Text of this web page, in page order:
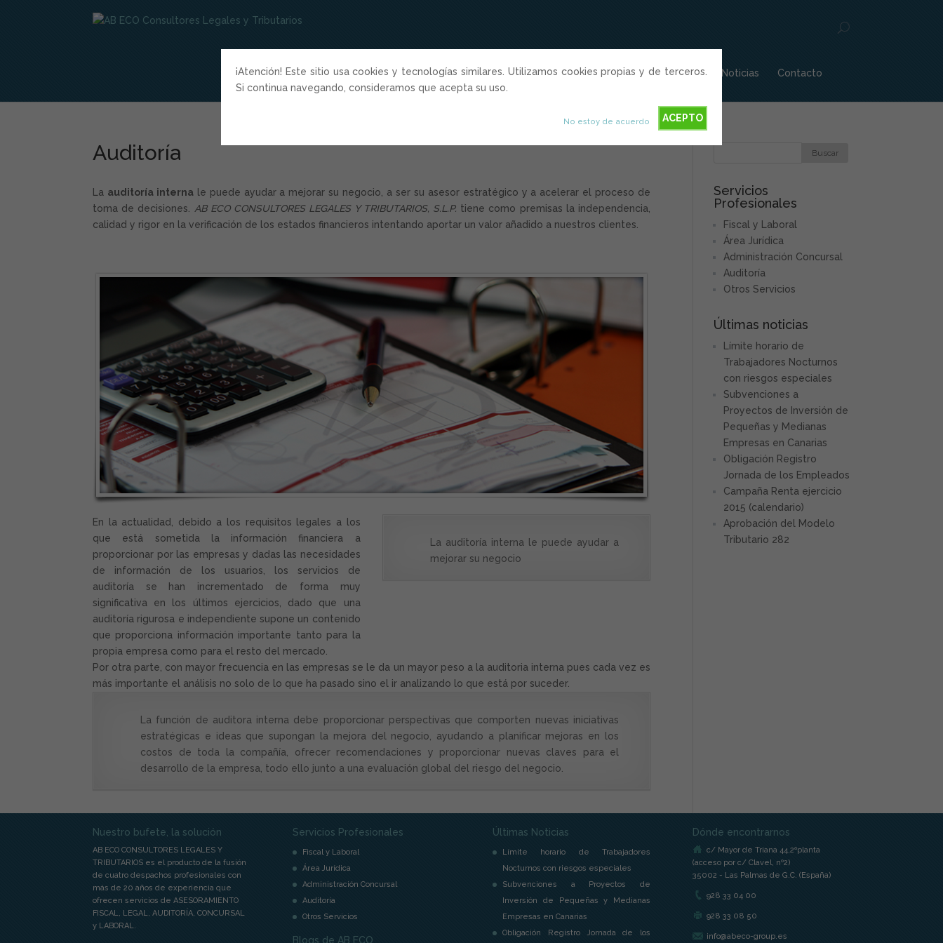
¡Atención! Este sitio usa cookies y tecnologías similares. Utilizamos cookies propias y de terceros.
Si continua navegando, consideramos que acepta su uso.
ACEPTO
No estoy de acuerdo
Inicio Quiénes somos Servicios Profesionales Blogs Noticias Contacto
Auditoría
La auditoría internale puede ayudar a mejorar su negocio, a ser su asesor estratégico y a acelerar el proceso de
toma de decisiones. AB ECO CONSULTORES LEGALES Y TRIBUTARIOS, S.L.P. tiene como premisas la independencia,
calidad y rigor en la verificación de los estados financieros intentando aportar un valor añadido a nuestros clientes.
En la actualidad, debido a los requisitos legales a los
que está sometida la información financiera a
proporcionar por las empresas y dadas las necesidades
de información de los usuarios, los servicios de
auditoría se han incrementado de forma muy
significativa en los últimos ejercicios, dado que una
auditoría rigurosa e independiente supone un contenido
que proporciona información importante tanto para la
propia empresa como para el resto del mercado.
La auditoría interna le puede ayudar a
mejorar su negocio
Por otra parte, con mayor frecuencia en las empresas se le da un mayor peso a la auditoria interna pues cada vez es
más importante el análisis no solo de lo que ha pasado sino el ir analizando lo que está por suceder.
La función de auditora interna debe proporcionar perspectivas que comporten nuevas iniciativas
estratégicas e ideas que supongan la mejora del negocio, ayudando a planificar mejoras en los
costos de toda la compañía, ofrecer recomendaciones y proporcionar nuevas claves para el
desarrollo de la empresa, todo ello junto a una evaluación global del riesgo del negocio.
Servicios
Profesionales
Fiscal y Laboral
Área Jurídica
Administración Concursal
Auditoría
Otros Servicios
Últimas noticias
Límite horario de
Trabajadores Nocturnos
con riesgos especiales
Subvenciones a
Proyectos de Inversión de
Pequeñas y Medianas
Empresas en Canarias
Obligación Registro
Jornada de los Empleados
Campaña Renta ejercicio
2015 (calendario)
Aprobación del Modelo
Tributario 282
Nuestro bufete, la solución
AB ECO CONSULTORES LEGALES Y
TRIBUTARIOS es el producto de la fusión
de cuatro despachos profesionales con
más de 20 años de experiencia que
ofrecen servicios de ASESORAMIENTO
FISCAL, LEGAL, AUDITORÍA, CONCURSAL
y LABORAL.
Servicios Profesionales
Fiscal y Laboral
Área Jurídica
Administración Concursal
Auditoría
Otros Servicios
Blogs de AB ECO
Últimas Noticias
Límite horario de Trabajadores
Nocturnos con riesgos especiales
Subvenciones a Proyectos de
Inversión de Pequeñas y Medianas
Empresas en Canarias
Obligación Registro Jornada de los
Dónde encontrarnos
c/ Mayor de Triana 44,2ªplanta
(acceso por c/ Clavel, nº2)
35002 - Las Palmas de G.C. (España)
928 33 04 00
928 33 08 50
info@abeco-group.es